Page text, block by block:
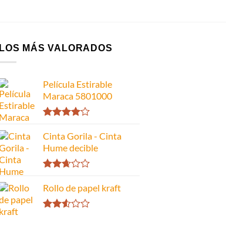
LOS MÁS VALORADOS
Película Estirable
Maraca 5801000
con4.00
de 5
Cinta Gorila - Cinta
Hume decible
con
de 5
Rollo de papel kraft